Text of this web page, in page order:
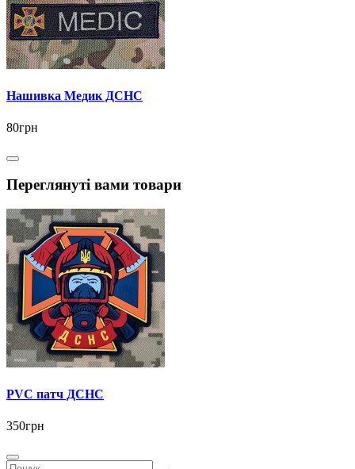
Нашивка Медик ДСНС
80грн
Переглянуті вами товари
PVC патч ДСНС
350грн